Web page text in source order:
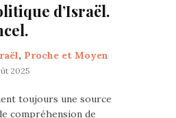
d’Israël.
, Proche et Moyen
2025
toujours une source
compréhension de